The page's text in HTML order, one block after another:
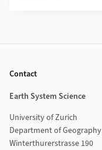
Contact
Earth System Science
University of Zurich
Department of Geography
Winterthurerstrasse 190